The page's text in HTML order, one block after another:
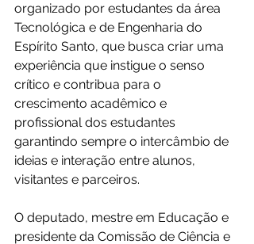
organizado por estudantes da área
Tecnológica e de Engenharia do
Espírito Santo, que busca criar uma
experiência que instigue o senso
crítico e contribua para o
crescimento acadêmico e
profissional dos estudantes
garantindo sempre o intercâmbio de
ideias e interação entre alunos,
visitantes e parceiros.
O deputado, mestre em Educação e
presidente da Comissão de Ciência e